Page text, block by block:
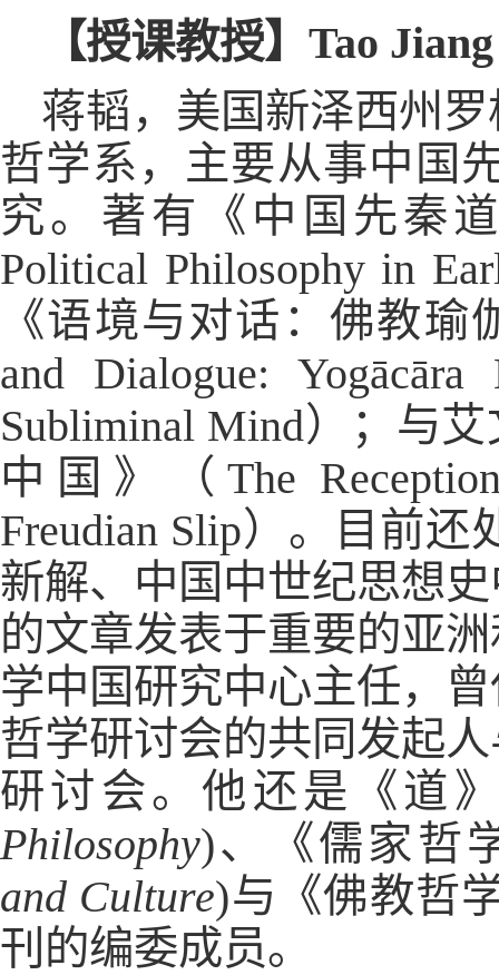
【授课教授】Tao Jiang
蒋韬，美国新泽西州
哲学系，主要从事中国
究。著有《中国先秦
Political Philosophy in
《语境与对话：佛教瑜
and Dialogue:
Subliminal Mind）；与
中国》（The
Freudian Slip）。目前
新解、中国中世纪思想
的文章发表于重要的亚
学中国研究中心主任，
哲学研讨会的共同发起
研讨会。他还是《道
Philosophy)、《儒家哲
and Culture)与《佛教哲
刊的编委成员。